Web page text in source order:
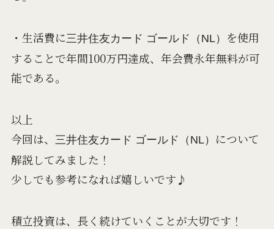
・生活費に三井住友カード ゴールド（NL）
を使用
することで年間100万円達成、年会費永年無料が可
能である。
以上
今回は、
三井住友カード ゴールド（NL）
について
解説してみました！
少しでも参考になれば嬉しいです♪
積立投資は、長く続けていくことが大切です！